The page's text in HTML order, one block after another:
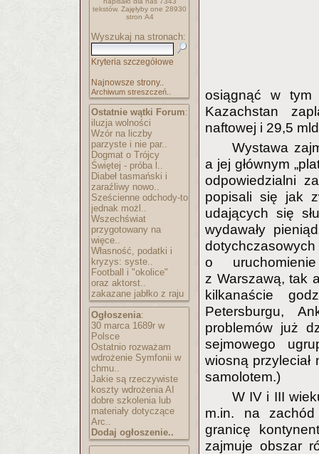
tekstów. Zajęłyby one 28930
stron A4
Wyszukaj na stronach:
Kryteria szczegółowe
Najnowsze strony..
Archiwum streszczeń..
Ostatnie wątki Forum:
iluzja wolności
Wzór na liczby
parzyste i nie par..
Dogmat o Trójcy
Świętej - próba l..
Diabeł tasmański i
zaraźliwy nowo..
Sześcienne odchody-to
jednak możl..
Wszechświat
przygotowany na
więce..
Własność, podatki i
kryzys: syste..
Football i "okolice"
oraz aktorst..
zakazane jabłko z raju
Ogłoszenia:
30 marca 1689r w
Polsce
Ostatnio rozważam
wdrożenie Symfonii w
chmu..
Jakie są rzeczywiste
koszty wdrożenia AI
dobre szkolenia lub
materiały dotyczące
Arc..
Dodaj ogłoszenie..
osiągnąć w tym
Kazachstan
naftowej i 29,5
Wystawa
a jej głównym
odpowiedzialni
popisali się jak
udających się
wydawały
o
z Warszawą, tak
kilkanaście
Petersburgu,
problemów już
sejmowego
wiosną
samolotem.)
W IV i III
m.in. na
granicę
zajmuje obszar